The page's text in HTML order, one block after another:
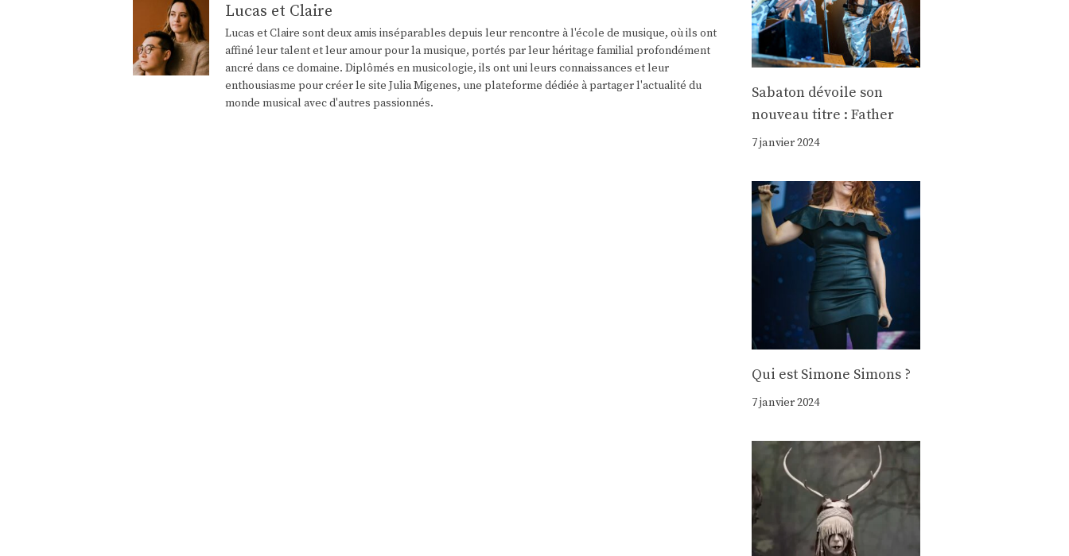
Lucas et Claire
Lucas et Claire sont deux amis inséparables depuis leur rencontre à l'école de musique, où ils ont
affiné leur talent et leur amour pour la musique, portés par leur héritage familial profondément
ancré dans ce domaine. Diplômés en musicologie, ils ont uni leurs connaissances et leur
enthousiasme pour créer le site Julia Migenes, une plateforme dédiée à partager l'actualité du
monde musical avec d'autres passionnés.
Sabaton dévoile son
nouveau titre : Father
7 janvier 2024
Qui est Simone Simons ?
7 janvier 2024